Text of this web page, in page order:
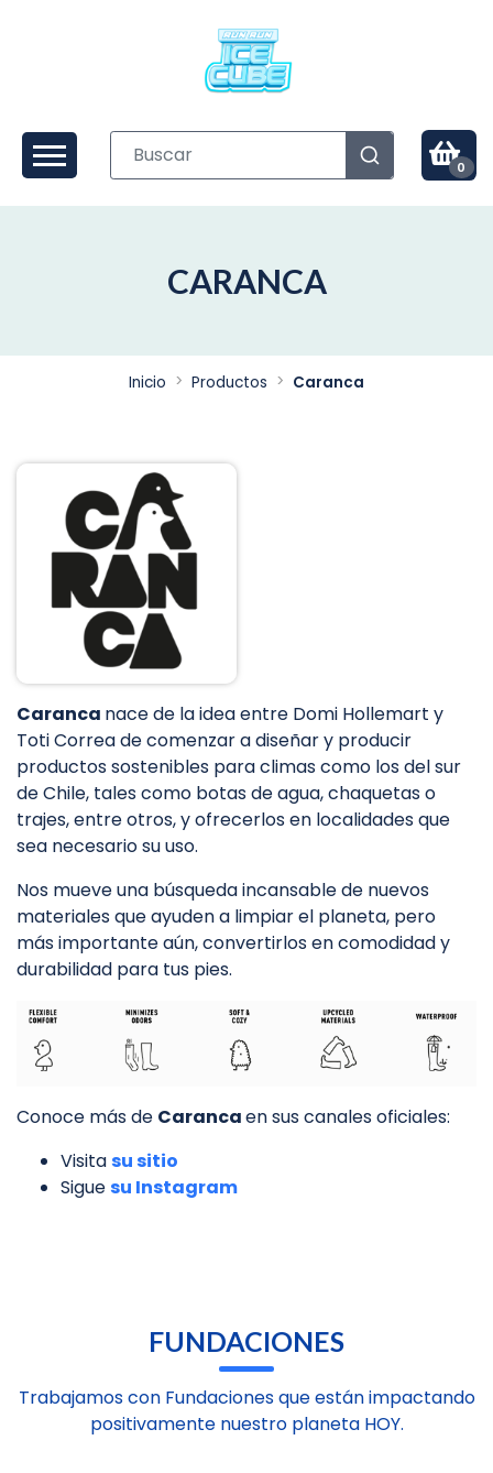
0
CARANCA
Inicio Productos Caranca
Caranca nace de la idea entre Domi Hollemart y
Toti Correa de comenzar a diseñar y producir
productos sostenibles para climas como los del sur
de Chile, tales como botas de agua, chaquetas o
trajes, entre otros, y ofrecerlos en localidades que
sea necesario su uso.
Nos mueve una búsqueda incansable de nuevos
materiales que ayuden a limpiar el planeta, pero
más importante aún, convertirlos en comodidad y
durabilidad para tus pies.
Conoce más de Carancaen sus canales oficiales:
Visitasu sitio
Siguesu Instagram
FUNDACIONES
Trabajamos con Fundaciones que están impactando
positivamente nuestro planeta HOY.